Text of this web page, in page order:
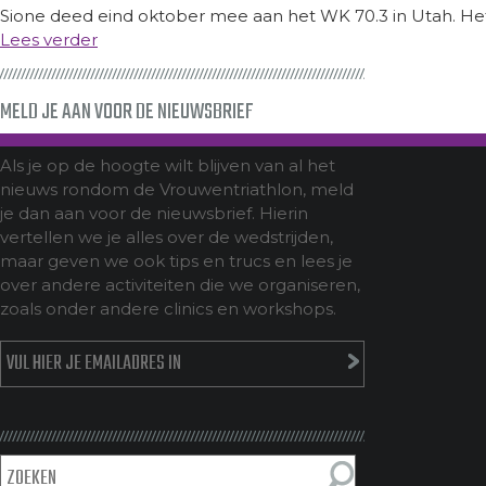
Sione deed eind oktober mee aan het WK 70.3 in Utah.
Lees verder
MELD JE AAN VOOR DE NIEUWSBRIEF
Als je op de hoogte wilt blijven van al het
nieuws rondom de Vrouwentriathlon, meld
je dan aan voor de nieuwsbrief. Hierin
vertellen we je alles over de wedstrijden,
maar geven we ook tips en trucs en lees je
over andere activiteiten die we organiseren,
zoals onder andere clinics en workshops.